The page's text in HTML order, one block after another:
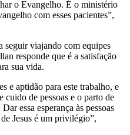
o Evangelho. É o ministério
com esses pacientes”,
seguir viajando com equipes
responde que é a satisfação
sua vida.
e aptidão para este trabalho, e
cuido de pessoas e o parto de
essa esperança às pessoas
Jesus é um privilégio”,